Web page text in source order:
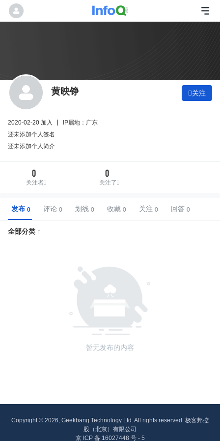
黄映铮 关注
2020-02-20 加入
IP属地：广东
还未添加个人签名
还未添加个人简介
0
关注者
0
关注了
发布 评论 划线 收藏 关注 回答
全部分类 
暂无发布的内容
Copyright © 2026, Geekbang Technology Ltd. All rights reserved. 极客邦控
股（北京）有限公司
京 ICP 备 16027448 号 - 5